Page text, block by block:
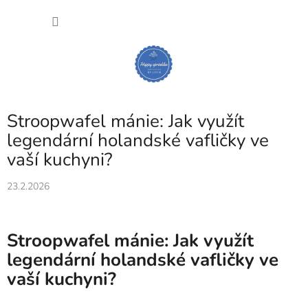
Stroopwafel mánie: Jak využít
legendární holandské vafličky ve
vaší kuchyni?
23.2.2026
Stroopwafel mánie: Jak využít
legendární holandské vafličky ve
vaší kuchyni?